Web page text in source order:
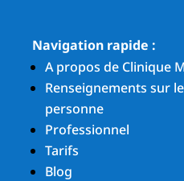
Navigation rapide :
A propos de Clinique
Renseignements sur
personne
Professionnel
Tarifs
Blog